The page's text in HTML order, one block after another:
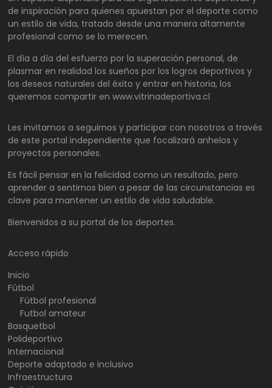
de inspiración para quienes apuestan por el deporte como
un estilo de vida, tratado desde una manera altamente
profesional como se lo merecen.
El día a día del esfuerzo por la superación personal, de
plasmar en realidad los sueños por los logros deportivos y
los deseos naturales del éxito y entrar en historia, los
queremos compartir en www.vitrinadeportiva.cl
Les invitamos a seguirnos y participar con nosotros a través
de este portal independiente que focalizará anhelos y
proyectos personales.
Es fácil pensar en la felicidad como un resultado, pero
aprender a sentirnos bien a pesar de las circunstancias es
clave para mantener un estilo de vida saludable.
Bienvenidos a su portal de los deportes.
Acceso rápido
Inicio
Fútbol
Fútbol profesional
Futbol amateur
Basquetbol
Polideportivo
Internacional
Deporte adaptado e inclusivo
Infraestructura